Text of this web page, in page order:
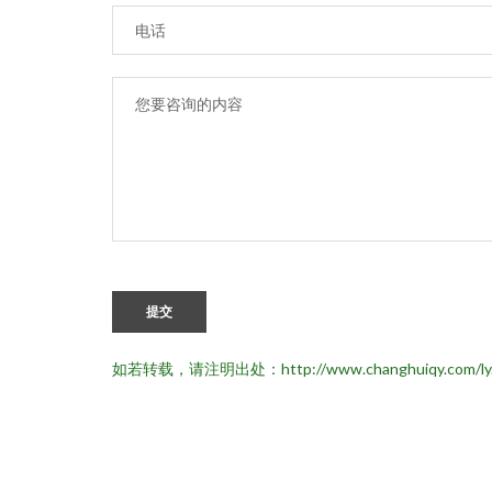
提交
如若转载，请注明出处：http://www.changhuiqy.com/